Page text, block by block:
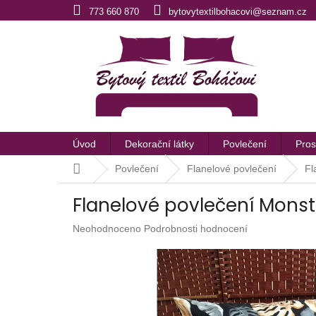
na
773 660 870 bytovytextilbohacovi@seznam.cz
Úvod Dekorační látky Povlečení
Domů Povlečení Flanelové povlečení
Flanelové povlečení
Průměrné
Neohodnoceno Podrobnosti hodnocení